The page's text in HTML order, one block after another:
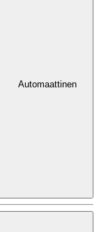
Automaattinen